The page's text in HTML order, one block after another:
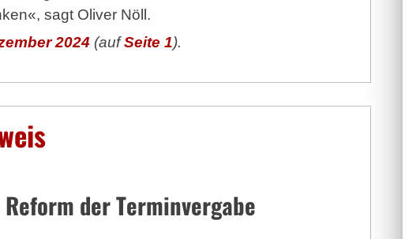
sagt Oliver Nöll.
2024(aufSeite 1).
der Terminvergabe